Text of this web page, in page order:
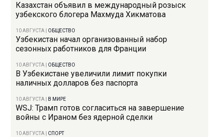
Казахстан объявил в международный розыск
узбекского блогера Махмуда Хикматова
10 АВГУСТА ОБЩЕСТВО
Узбекистан начал организованный набор
сезонных работников для Франции
10 АВГУСТА ОБЩЕСТВО
В Узбекистане увеличили лимит покупки
наличных долларов без паспорта
10 АВГУСТА В МИРЕ
WSJ: Трамп готов согласиться на завершение
войны с Ираном без ядерной сделки
10 АВГУСТА СПОРТ